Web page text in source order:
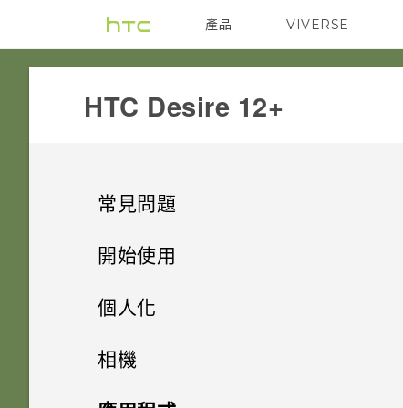
產品
VIVE G REIGNS
VIVERSE
HTC Desire 12+‎
常見問題
無線與網路
國家的本國網路內使用？
開始使用
手機上的各種便利功能
完全個人專屬
初次設定手機
個人化
主畫面配置與字型
新增或移除小工具面板
小工具與捷徑
相機
拍照和錄影